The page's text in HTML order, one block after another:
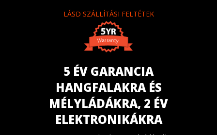
LÁSD SZÁLLÍTÁSI FELTÉTEK
5 ÉV GARANCIA
HANGFALAKRA ÉS
MÉLYLÁDÁKRA, 2 ÉV
ELEKTRONIKÁKRA